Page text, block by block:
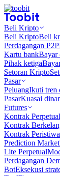
Beli Kripto
Beli KriptoBeli
Perdagangan P2P
Kartu bankBayar
Pihak ketiga
Setoran Kripto
Pasar
PeluangIkuti tren
PasarKuasai
Futures
Kontrak
Kontrak
Kontrak Peristiwa
Prediction Market
Lite Perpetual
Perdagangan
BotEksekusi